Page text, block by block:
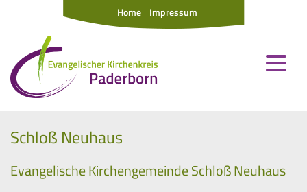
Home Impressum
Schloß Neuhaus
Evangelische Kirchengemeinde Schloß Neuhaus